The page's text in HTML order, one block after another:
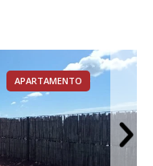
APARTAMENTO